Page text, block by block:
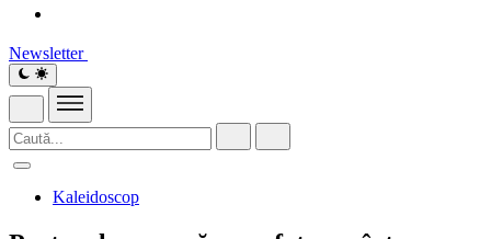
Newsletter
Kaleidoscop